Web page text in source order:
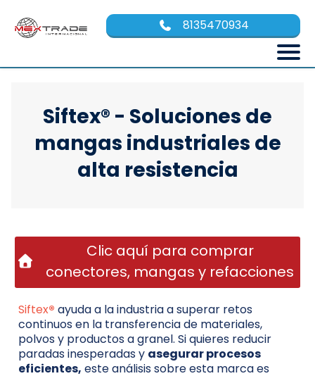
8135470934
Siftex® - Soluciones de
mangas industriales de
alta resistencia
Clic aquí para comprar
conectores, mangas y refacciones
Siftex® ayuda a la industria a superar retos
continuos en la transferencia de materiales,
polvos y productos a granel. Si quieres reducir
paradas inesperadas y asegurar procesos
eficientes, este análisis sobre esta marca es